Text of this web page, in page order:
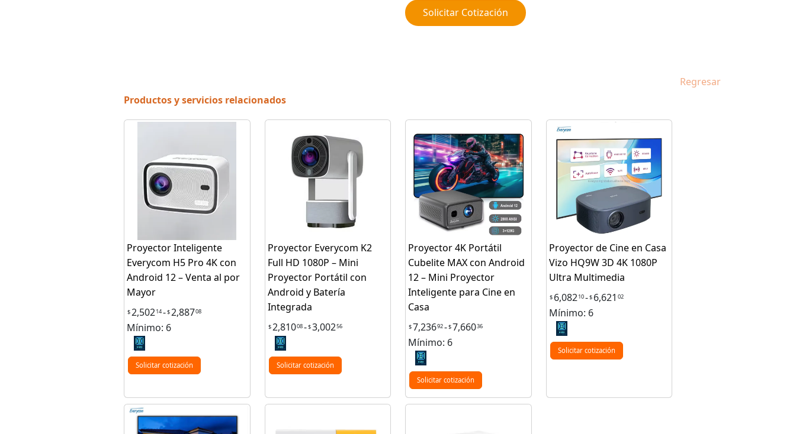
Solicitar Cotización
Regresar
Productos y servicios relacionados
Proyector Inteligente
Everycom H5 Pro 4K con
Android 12 – Venta al por
Mayor
$2,50214-$2,88708
Mínimo: 6
Solicitar cotización
Proyector Everycom K2
Full HD 1080P – Mini
Proyector Portátil con
Android y Batería
Integrada
$2,81008-$3,00256
Solicitar cotización
Proyector 4K Portátil
Cubelite MAX con Android
12 – Mini Proyector
Inteligente para Cine en
Casa
$7,23692-$7,66036
Mínimo: 6
Solicitar cotización
Proyector de Cine en Casa
Vizo HQ9W 3D 4K 1080P
Ultra Multimedia
$ 6,08210-$ 6,621 02
Mínimo: 6
Solicitar cotización